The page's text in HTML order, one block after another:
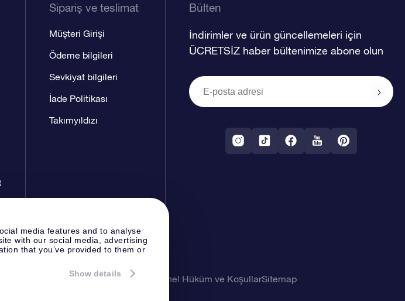
media features and to analyse
with our social media, advertising
that you’ve provided to them or
Show details
Sipariş ve teslimat
Müşteri Girişi
Ödeme bilgileri
Sevkiyat bilgileri
İade Politikası
Takımyıldızı
Bülten
İndirimler ve ürün güncellemeleri için
ÜCRETSİZ haber bültenimize abone olun
OSR Gizlilik Bildirimi Genel Hüküm ve KoşullarSitemap